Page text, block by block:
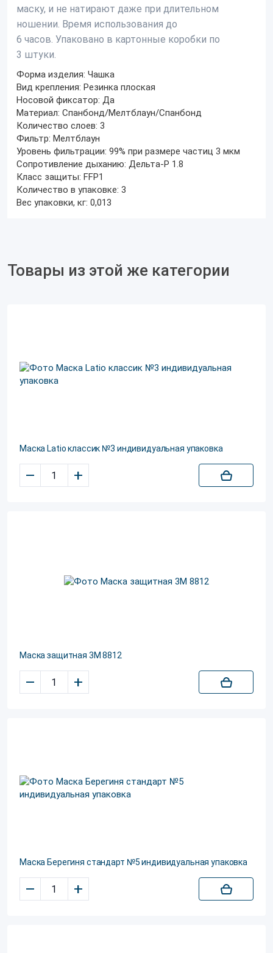
маску, и не натирают даже при длительном
ношении. Время использования до
6 часов. Упаковано в картонные коробки по
3 штуки.
Форма изделия: Чашка
Вид крепления: Резинка плоская
Носовой фиксатор: Да
Материал: Спанбонд/Мелтблаун/Спанбонд
Количество слоев: 3
Фильтр: Мелтблаун
Уровень фильтрации: 99% при размере частиц 3 мкм
Сопротивление дыханию: Дельта-P 1.8
Класс защиты: FFP1
Количество в упаковке: 3
Вес упаковки, кг: 0,013
Товары из этой же категории
Маска Latio классик №3 индивидуальная упаковка
– +
Маска защитная 3M 8812
– +
Маска Берегиня стандарт №5 индивидуальная упаковка
– +